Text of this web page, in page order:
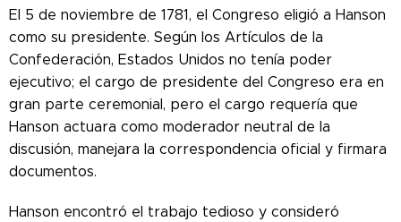
El 5 de noviembre de 1781, el Congreso eligió a Hanson
como su presidente. Según los Artículos de la
Confederación, Estados Unidos no tenía poder
ejecutivo; el cargo de presidente del Congreso era en
gran parte ceremonial, pero el cargo requería que
Hanson actuara como moderador neutral de la
discusión, manejara la correspondencia oficial y firmara
documentos.
Hanson encontró el trabajo tedioso y consideró